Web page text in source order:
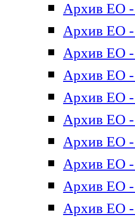
Архив ЕО -
Архив ЕО -
Архив ЕО -
Архив ЕО -
Архив ЕО -
Архив ЕО -
Архив ЕО -
Архив ЕО -
Архив ЕО -
Архив ЕО -